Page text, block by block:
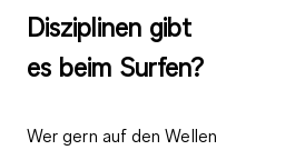
Disziplinen gibt
es beim Surfen?
Wer gern auf den Wellen